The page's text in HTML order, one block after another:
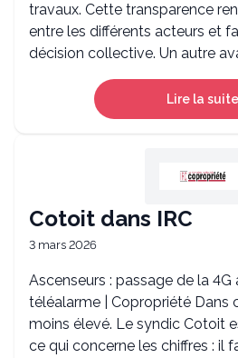
travaux. Cette transparence
entre les différents acteurs et
décision collective. Un autre
Lire la suite
Cotoit dans IRC
3 mars 2026
Ascenseurs : passage de la 4G
téléalarme | Copropriété Dans
moins élevé. Le syndic Cotoit
ce qui concerne les chiffres : il